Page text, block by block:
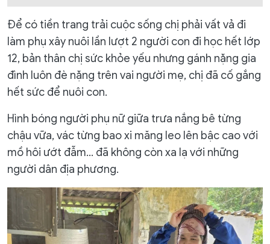
Để có tiền trang trải cuộc sống chị phải vất vả đi
làm phụ xây nuôi lần lượt 2 người con đi học hết lớp
12, bản thân chị sức khỏe yếu nhưng gánh nặng gia
đình luôn đè nặng trên vai người mẹ, chị đã cố gắng
hết sức để nuôi con.
Hình bóng người phụ nữ giữa trưa nắng bê từng
chậu vữa, vác từng bao xi măng leo lên bậc cao với
mồ hôi ướt đẫm… đã không còn xa lạ với những
người dân địa phương.